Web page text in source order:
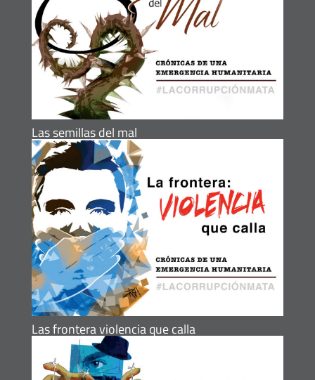
Las semillas del mal
Las frontera violencia que calla